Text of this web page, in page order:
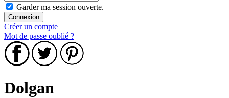
Garder ma session ouverte.
Créer un compte
Mot de passe oublié ?
Dolgan